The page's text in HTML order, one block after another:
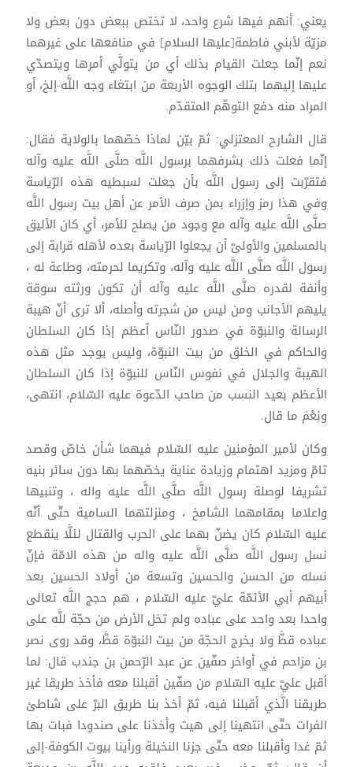
يعني: أنهم فيها شرع واحد، لا تختص ببعض دون بعض ولا
مزيّة لأبني فاطمة[عليها السلام] في منافعها على غيرهما
نعم إنّما جعلت القيام بذلك أي من يتولَّي أمرها ويتصدّي
عليها إليهما بتلك الوجوه الأربعة من ابتغاء وجه اللَّه-إلخ، أو
المراد منه دفع التوهّم المتقدّم.
قال الشارح المعتزلي: ثمّ بيّن لماذا خصّهما بالولاية فقال:
إنّما فعلت ذلك بشرفهما برسول اللَّه صلَّى اللَّه عليه وآله
فتقرّبت إلى رسول اللَّه بأن جعلت لسبطيه هذه الرّياسة
وفي هذا رمز وإزراء بمن صرف الأمر عن أهل بيت رسول اللَّه
صلَّى اللَّه عليه وآله مع وجود من يصلح للأمر، أي كان الأليق
بالمسلمين والأولىّ أن يجعلوا الرّياسة بعده لأهله قرابة إلى
رسول اللَّه صلَّى اللَّه عليه وآله، وتكريما لحرمته، وطاعة له ،
وأنفة لقدره صلَّى اللَّه عليه وآله أن تكون ورثته سوقة
يليهم الأجانب ومن ليس من شجرته وأصله، ألا ترى أنّ هيبة
الرسالة والنبوّة في صدور النّاس أعظم إذا كان السلطان
والحاكم في الخلق من بيت النبوّة، وليس يوجد مثل هذه
الهيبة والجلال في نفوس النّاس للنبوّة إذا كان السلطان
الأعظم بعيد النسب من صاحب الدّعوة عليه السّلام، انتهى،
ونِعْمَ ما قال.
وكان لأمير المؤمنين عليه السّلام فيهما شأن خاصّ وقصد
تامّ ومزيد اهتمام وزيادة عناية يخصّهما بها دون سائر بنيه
تشريفا لوصلة رسول اللَّه صلَّى اللَّه عليه واله ، وتنبيها
واعلاما بمقامهما الشامخ ، ومنزلتهما السامية حتّى أنّه
عليه السّلام كان يضنّ بهما على الحرب والقتال لئلَّا ينقطع
نسل رسول اللَّه صلَّى اللَّه عليه واله من هذه الامّة فإنّ
نسله من الحسن والحسين وتسعة من أولاد الحسين بعد
أبيهم أبي الأئمّة عليّ عليه السّلام ، هم حجج اللَّه تعالى
واحدا بعد واحد على عباده ولم تخل الأرض من حجّة للَّه على
عباده قطَّ ولا يخرج الحجّة من بيت النبوّة قطَّ، وقد روى نصر
بن مزاحم في أواخر صفّين عن عبد الرّحمن بن جندب قال: لما
أقبل عليّ عليه السّلام من صفّين أقبلنا معه فأخذ طريقا غير
طريقنا الَّذي أقبلنا فيه، ثمّ أخذ بنا طريق البرّ على شاطئ
الفرات حتّى انتهينا إلى هيت وأخذنا على صندودا فبات بها
ثمّ غدا وأقبلنا معه حتّى جزنا النخيلة ورأينا بيوت الكوفة-إلى